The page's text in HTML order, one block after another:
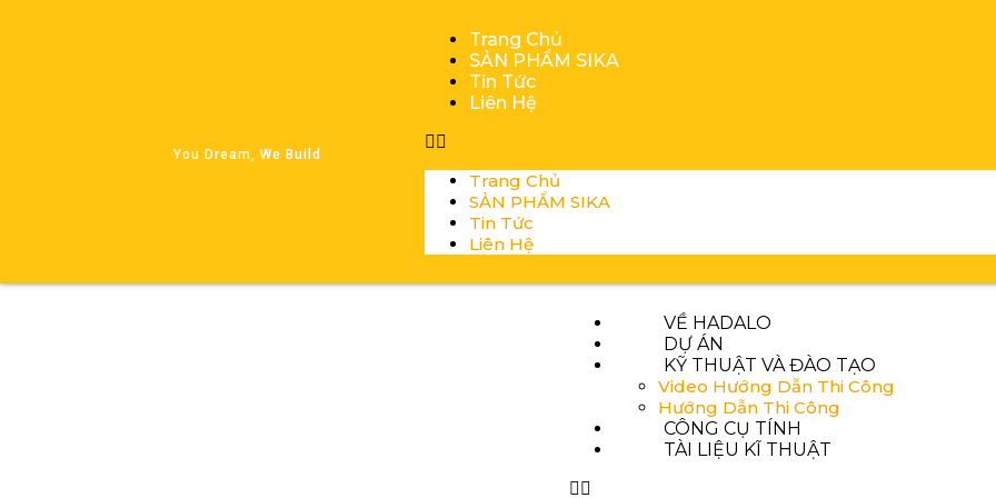
You Dream, We Build
Trang Chủ
SẢN PHẨM SIKA
Tin Tức
Liên Hệ
Trang Chủ
SẢN PHẨM SIKA
Tin Tức
Liên Hệ
VỀ HADALO
DỰ ÁN
KỸ THUẬT VÀ ĐÀO TẠO
Video Hướng Dẫn Thi Công
Hướng Dẫn Thi Công
CÔNG CỤ TÍNH
TÀI LIỆU KĨ THUẬT